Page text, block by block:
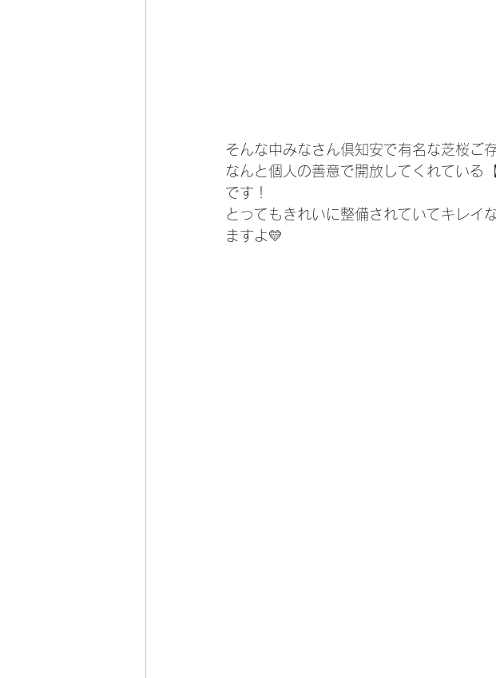
そんな中みなさん倶知安で有名な芝桜ご
なんと個人の善意で開放してくれている
です！
とってもきれいに整備されていてキレイ
ますよ💛